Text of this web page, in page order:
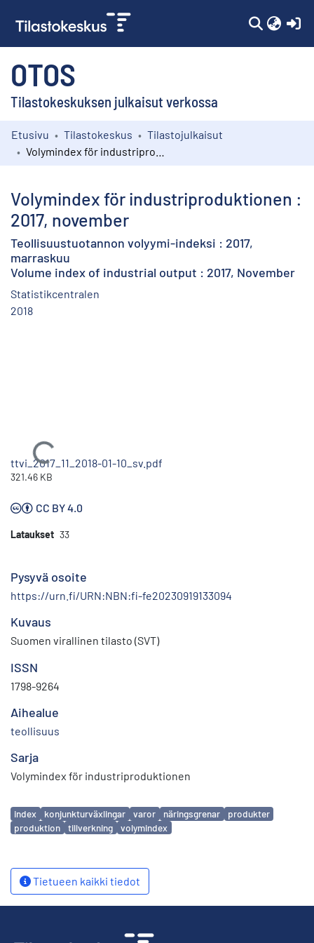
OTOS
Tilastokeskuksen julkaisut verkossa
Kokoelmat
Etusivu Tilastokeskus
Tilastojulkaisut
Volymindex för industriproduktionen :
2017, november
Teollisuustuotannon volyymi-indeksi : 2017,
marraskuu
Volume index of industrial output : 2017, November
Statistikcentralen
2018
Ladataan...
ttvi_2017_11_2018-01-10_sv.pdf
321.46 KB
CC BY 4.0
Lataukset 33
Pysyvä osoite
https://urn.fi/URN:NBN:fi-fe20230919133094
Kuvaus
Suomen virallinen tilasto (SVT)
ISSN
1798-9264
Aihealue
teollisuus
Sarja
Volymindex för industriproduktionen
Avainsanat
index konjunkturväxlingar varor näringsgrenar
produkter
produktion
tillverkning volymindex
Tietueen kaikki tiedot